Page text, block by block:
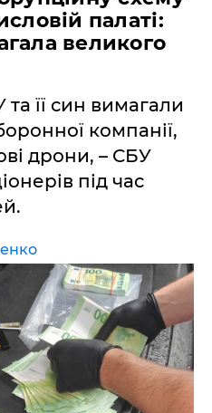
палаті:
великого
її син вимагали
компанії,
дрони, – СБУ
під час